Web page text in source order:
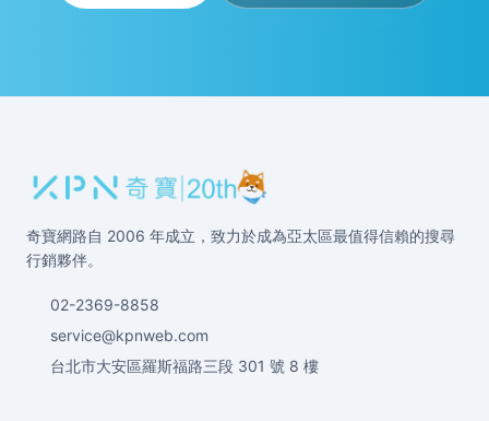
奇寶網路自 2006 年成立，致力於成為亞太區最值得信賴的搜尋
行銷夥伴。
02-2369-8858
service@kpnweb.com
台北市大安區羅斯福路三段 301 號 8 樓